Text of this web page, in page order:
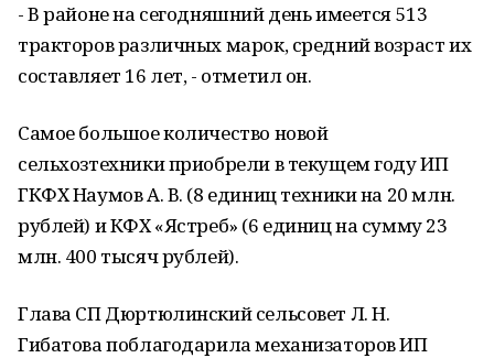
- В районе на сегодняшний день имеется 513
тракторов различных марок, средний возраст их
составляет 16 лет, - отметил он.
Самое большое количество новой
сельхозтехники приобрели в текущем году ИП
ГКФХ Наумов А. В. (8 единиц техники на 20 млн.
рублей) и КФХ «Ястреб» (6 единиц на сумму 23
млн. 400 тысяч рублей).
Глава СП Дюртюлинский сельсовет Л. Н.
Гибатова поблагодарила механизаторов ИП